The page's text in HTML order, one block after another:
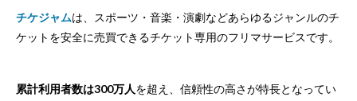
チケジャムは、スポーツ・音楽・演劇などあらゆるジャンルのチ
ケットを安全に売買できるチケット専用のフリマサービスです。
累計利用者数は300万人を超え、信頼性の高さが特長となってい